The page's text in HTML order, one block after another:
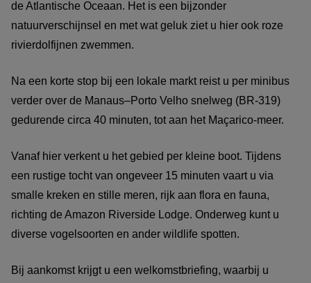
de Atlantische Oceaan. Het is een bijzonder
natuurverschijnsel en met wat geluk ziet u hier ook roze
rivierdolfijnen zwemmen.
Na een korte stop bij een lokale markt reist u per minibus
verder over de Manaus–Porto Velho snelweg (BR-319)
gedurende circa 40 minuten, tot aan het Maçarico-meer.
Vanaf hier verkent u het gebied per kleine boot. Tijdens
een rustige tocht van ongeveer 15 minuten vaart u via
smalle kreken en stille meren, rijk aan flora en fauna,
richting de Amazon Riverside Lodge. Onderweg kunt u
diverse vogelsoorten en ander wildlife spotten.
Bij aankomst krijgt u een welkomstbriefing, waarbij u